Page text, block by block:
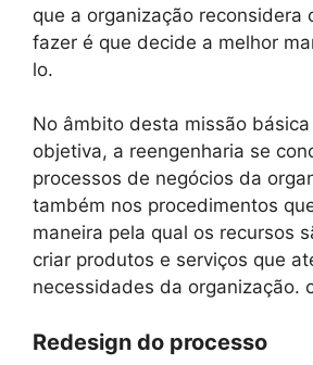
que a organização reconsidera
fazer é que decide a melhor
lo.
No âmbito desta missão
objetiva, a reengenharia se
processos de negócios da
também nos procedimentos
maneira pela qual os recursos
criar produtos e serviços que
necessidades da organização.
Redesign do processo